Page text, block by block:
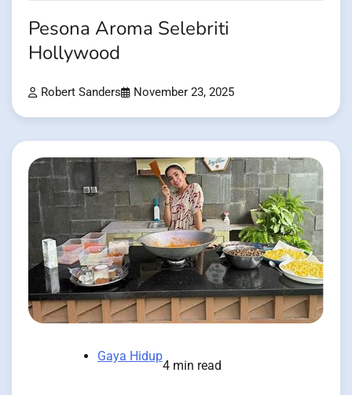
Pesona Aroma Selebriti
Hollywood
Robert Sanders November 23, 2025
Gaya Hidup
4 min read